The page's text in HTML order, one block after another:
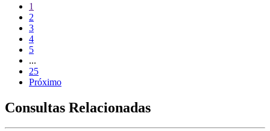
1
2
3
4
5
...
25
Próximo
Consultas Relacionadas